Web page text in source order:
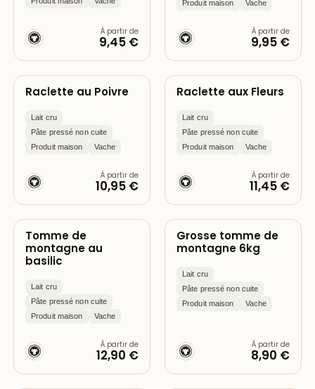
À partir de
9,45 €
Produit maison
Vache
À partir de
9,95 €
Raclette au Poivre
Lait cru
Pâte pressé non cuite
Produit maison
Vache
À partir de
10,95 €
Raclette aux Fleurs
Lait cru
Pâte pressé non cuite
Produit maison
Vache
À partir de
11,45 €
Tomme de
montagne au
basilic
Lait cru
Pâte pressé non cuite
Produit maison
Vache
À partir de
12,90 €
Grosse tomme de
montagne 6kg
Lait cru
Pâte pressé non cuite
Produit maison
Vache
À partir de
8,90 €